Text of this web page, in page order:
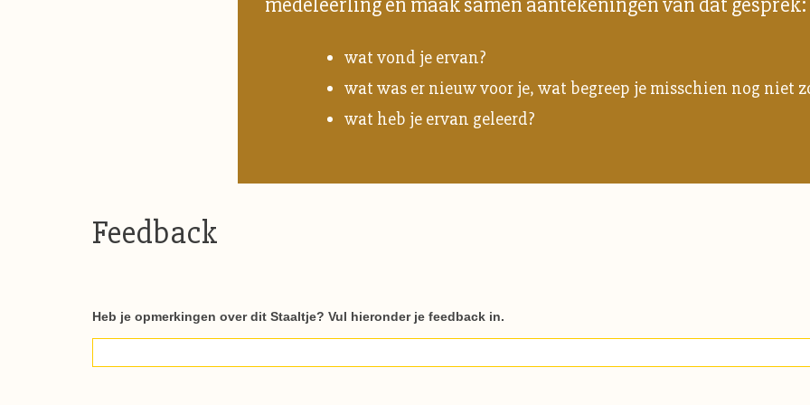
wat vond je ervan?
wat was er nieuw voor je, wat begreep je misschien nog niet
wat heb je ervan geleerd?
Feedback
Staaltjes_respons
Heb je opmerkingen over dit Staaltje? Vul hieronder je feedback in.